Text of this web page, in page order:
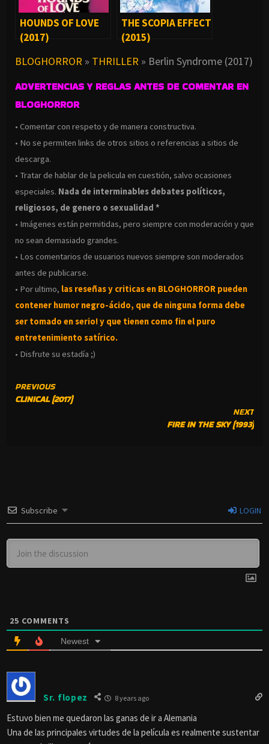
HOUNDS OF LOVE
(2017)
THE SCOPIA EFFECT
(2015)
BLOGHORROR » THRILLER » Berlin Syndrome (2017)
ADVERTENCIAS Y REGLAS ANTES DE COMENTAR EN
BLOGHORROR
• Comentar con respeto y de manera constructiva.
• No se permiten links de otros sitios o referencias a sitios de
descarga.
• Tratar de hablar de la pelicula en cuestión, salvo ocasiones
especiales. Nada de interminables debates políticos,
religiosos, de genero o sexualidad *
• Imágenes están permitidas, pero siempre con moderación y que
no sean demasiado grandes.
• Los comentarios de usuarios nuevos siempre son moderados
antes de publicarse.
• Por ultimo, las reseñas y criticas en BLOGHORROR pueden
contener humor negro-ácido, que de ninguna forma debe
ser tomado en serio! y que tienen como fin el puro
entretenimiento satírico.
• Disfrute su estadía ;)
CONTINUE
READING
PREVIOUS
CLINICAL (2017)
NEXT
FIRE IN THE SKY (1993)
Subscribe LOGIN
25 COMMENTS
Newest
Sr. flopez 8 years ago
Estuvo bien me quedaron las ganas de ir a Alemania
Una de las principales virtudes de la película es realmente sustentar